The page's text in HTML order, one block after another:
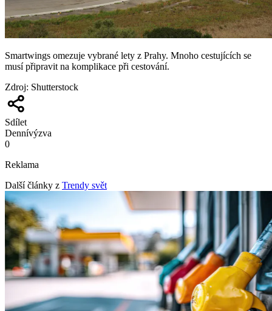
Smartwings omezuje vybrané lety z Prahy. Mnoho cestujících se
musí připravit na komplikace při cestování.
Zdroj: Shutterstock
Sdílet
Dennívýzva
0
Reklama
Další články z Trendy svět